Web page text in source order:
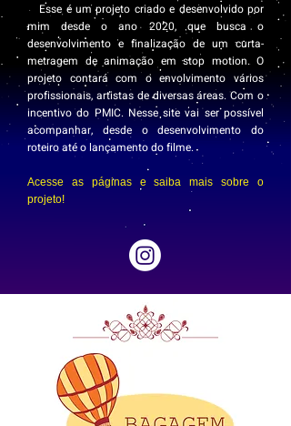
Esse é um projeto criado e desenvolvido por
mim desde o ano 2020, que busca o
desenvolvimento e finalização de um curta-
metragem de animação em stop motion. O
projeto contará com o envolvimento vários
profissionais, artistas de diversas áreas. Com o
incentivo do PMIC. Nesse site vai ser possível
acompanhar, desde o desenvolvimento do
roteiro até o lançamento do filme.
Acesse as páginas e saiba mais sobre o
projeto!